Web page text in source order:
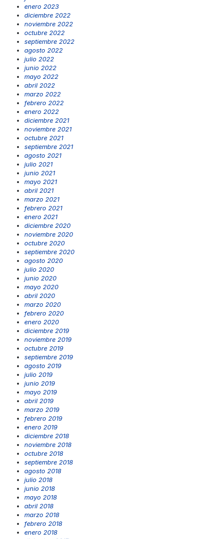
enero 2023
diciembre 2022
noviembre 2022
octubre 2022
septiembre 2022
agosto 2022
julio 2022
junio 2022
mayo 2022
abril 2022
marzo 2022
febrero 2022
enero 2022
diciembre 2021
noviembre 2021
octubre 2021
septiembre 2021
agosto 2021
julio 2021
junio 2021
mayo 2021
abril 2021
marzo 2021
febrero 2021
enero 2021
diciembre 2020
noviembre 2020
octubre 2020
septiembre 2020
agosto 2020
julio 2020
junio 2020
mayo 2020
abril 2020
marzo 2020
febrero 2020
enero 2020
diciembre 2019
noviembre 2019
octubre 2019
septiembre 2019
agosto 2019
julio 2019
junio 2019
mayo 2019
abril 2019
marzo 2019
febrero 2019
enero 2019
diciembre 2018
noviembre 2018
octubre 2018
septiembre 2018
agosto 2018
julio 2018
junio 2018
mayo 2018
abril 2018
marzo 2018
febrero 2018
enero 2018